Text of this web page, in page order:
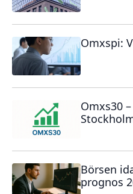
Omxspi:
Omxs30
Börsen
prognos